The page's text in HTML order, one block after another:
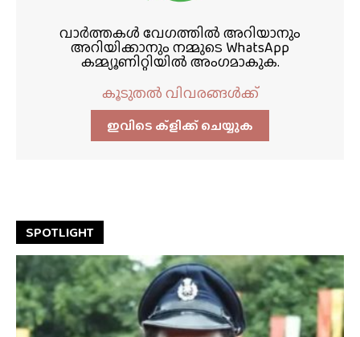
വാർത്തകൾ വേഗത്തിൽ അറിയാനും
അറിയിക്കാനും നമ്മുടെ WhatsApp
കമ്മ്യൂണിറ്റിയിൽ അംഗമാകുക.
കൂടുതൽ വിവരങ്ങൾക്ക്
ഇവിടെ ക്ളിക്ക്‌ ചെയ്യുക
SPOTLIGHT